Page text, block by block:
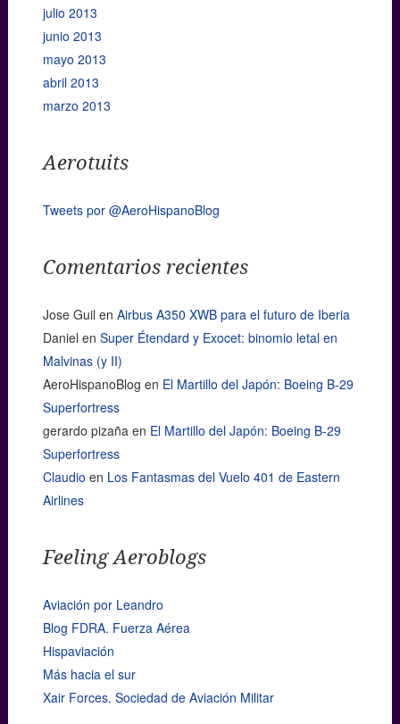
julio 2013
junio 2013
mayo 2013
abril 2013
marzo 2013
Aerotuits
Tweets por @AeroHispanoBlog
Comentarios recientes
Jose Guil en Airbus A350 XWB para el futuro de Iberia
Daniel en Super Étendard y Exocet: binomio letal en
Malvinas (y II)
AeroHispanoBlog en El Martillo del Japón: Boeing B-29
Superfortress
gerardo pizañaen El Martillo del Japón: Boeing B-29
Superfortress
Claudio en Los Fantasmas del Vuelo 401 de Eastern
Airlines
Feeling Aeroblogs
Aviación por Leandro
Blog FDRA. Fuerza Aérea
Hispaviación
Más hacia el sur
Xair Forces. Sociedad de Aviación Militar